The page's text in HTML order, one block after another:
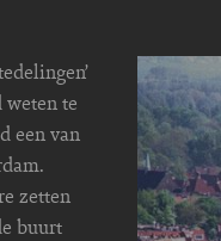
te
een van
zetten
buurt
Image